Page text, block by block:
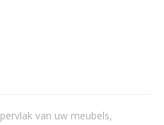
van uw meubels,